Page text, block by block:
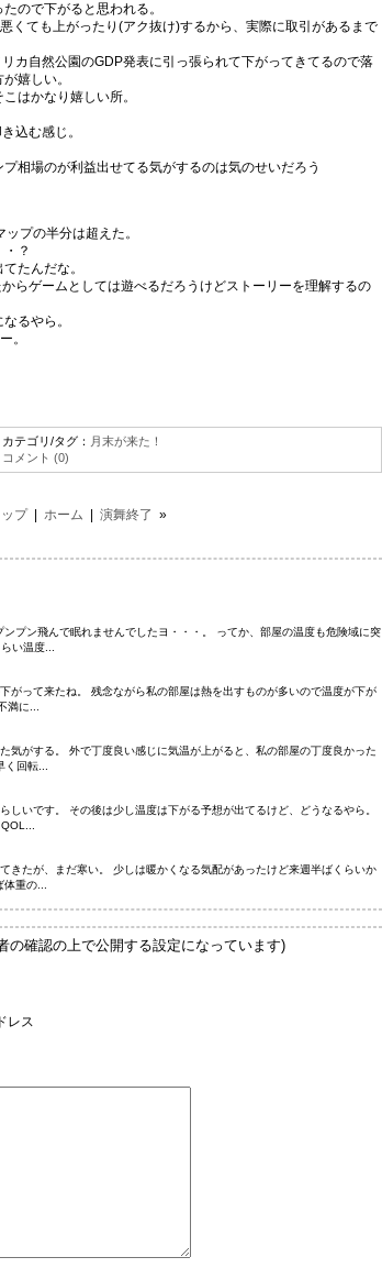
ので下がると思われる。
くても上がったり(アク抜け)するから、実際に取引があるまで
カ自然公園のGDP発表に引っ張られて下がってきてるので落
嬉しい。
はかなり嬉しい所。
込む感じ。
相場のが利益出せてる気がするのは気のせいだろう
プの半分は超えた。
？
てたんだな。
らゲームとしては遊べるだろうけどストーリーを理解するの
るやら。
。
カテゴリ/タグ： 月末が来た！
コメント (0)
ップ| ホーム 演舞終了 »
プン飛んで眠れませんでしたヨ・・・。 ってか、部屋の温度も危険域に突
い温度...
がって来たね。 残念ながら私の部屋は熱を出すものが多いので温度が下が
満に...
気がする。 外で丁度良い感じに気温が上がると、私の部屋の丁度良かった
回転...
いです。 その後は少し温度は下がる予想が出てるけど、どうなるやら。
きたが、まだ寒い。 少しは暖かくなる気配があったけど来週半ばくらいか
重の...
の確認の上で公開する設定になっています)
レス